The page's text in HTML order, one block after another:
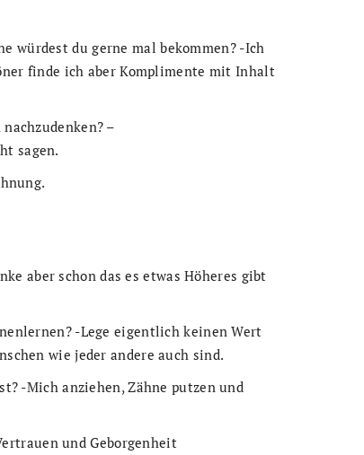
würdest du gerne mal bekommen? -Ich
finde ich aber Komplimente mit Inhalt
–
sagen.
aber schon das es etwas Höheres gibt
-Lege eigentlich keinen Wert
wie jeder andere auch sind.
-Mich anziehen, Zähne putzen und
und Geborgenheit